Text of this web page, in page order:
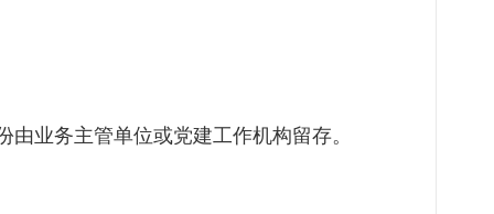
业务主管单位或党建工作机构留存。